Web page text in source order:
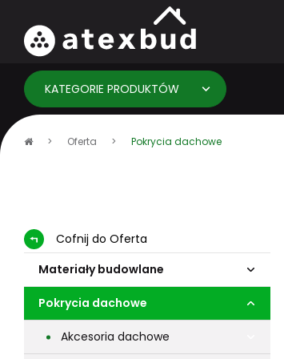
KATEGORIE PRODUKTÓW
Strona Oferta Pokrycia dachowe
Cofnij do Oferta
Materiały budowlane
Pokrycia dachowe
Akcesoria dachowe